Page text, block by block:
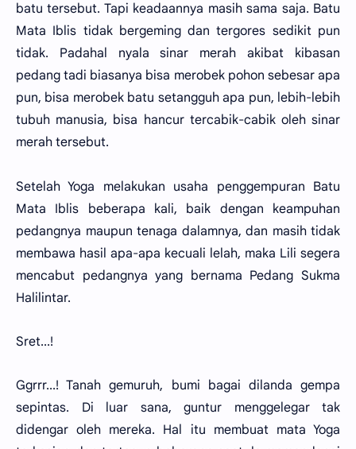
batu tersebut. Tapi keadaannya masih sama saja. Batu
Mata Iblis tidak bergeming dan tergores sedikit pun
tidak. Padahal nyala sinar merah akibat kibasan
pedang tadi biasanya bisa merobek pohon sebesar apa
pun, bisa merobek batu setangguh apa pun, lebih-lebih
tubuh manusia, bisa hancur tercabik-cabik oleh sinar
merah tersebut.
Setelah Yoga melakukan usaha penggempuran Batu
Mata Iblis beberapa kali, baik dengan keampuhan
pedangnya maupun tenaga dalamnya, dan masih tidak
membawa hasil apa-apa kecuali lelah, maka Lili segera
mencabut pedangnya yang bernama Pedang Sukma
Halilintar.
Sret...!
Ggrrr...! Tanah gemuruh, bumi bagai dilanda gempa
sepintas. Di luar sana, guntur menggelegar tak
didengar oleh mereka. Hal itu membuat mata Yoga